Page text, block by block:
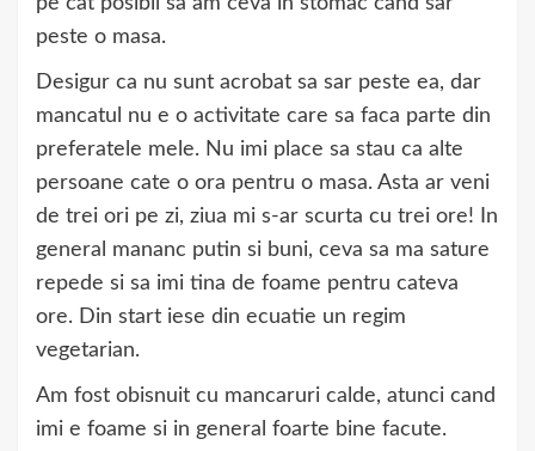
peste o masa.
Desigur ca nu sunt acrobat sa sar peste ea, dar
mancatul nu e o activitate care sa faca parte din
preferatele mele. Nu imi place sa stau ca alte
persoane cate o ora pentru o masa. Asta ar veni
de trei ori pe zi, ziua mi s-ar scurta cu trei ore! In
general mananc putin si buni, ceva sa ma sature
repede si sa imi tina de foame pentru cateva
ore. Din start iese din ecuatie un regim
vegetarian.
Am fost obisnuit cu mancaruri calde, atunci cand
imi e foame si in general foarte bine facute.